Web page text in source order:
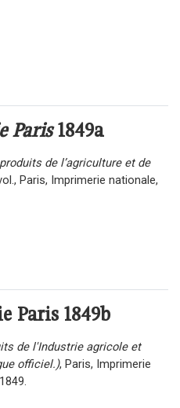
Paris1849a
de l’agriculture et de
Paris, Imprimerie nationale,
Paris 1849b
de l'Industrie agricole et
officiel.), Paris, Imprimerie